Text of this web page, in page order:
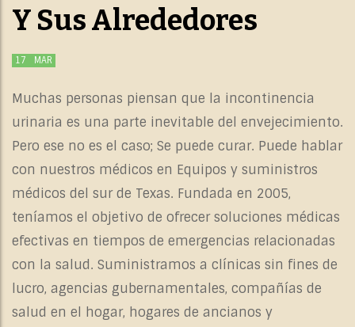
Y Sus Alrededores
17 MAR
Muchas personas piensan que la incontinencia
urinaria es una parte inevitable del envejecimiento.
Pero ese no es el caso; Se puede curar. Puede hablar
con nuestros médicos en Equipos y suministros
médicos del sur de Texas. Fundada en 2005,
teníamos el objetivo de ofrecer soluciones médicas
efectivas en tiempos de emergencias relacionadas
con la salud. Suministramos a clínicas sin fines de
lucro, agencias gubernamentales, compañías de
salud en el hogar, hogares de ancianos y